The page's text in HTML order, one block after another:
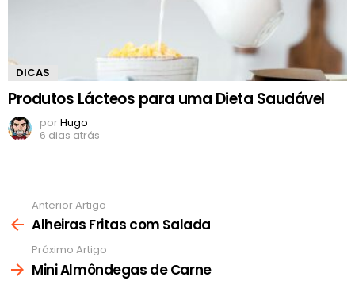
DICAS
Produtos Lácteos para uma Dieta Saudável
porHugo
6 dias atrás
mais
Anterior Artigo
Alheiras Fritas com Salada
Próximo Artigo
Mini Almôndegas de Carne